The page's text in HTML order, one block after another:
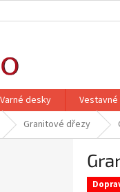
Varné desky
Granitové dřezy